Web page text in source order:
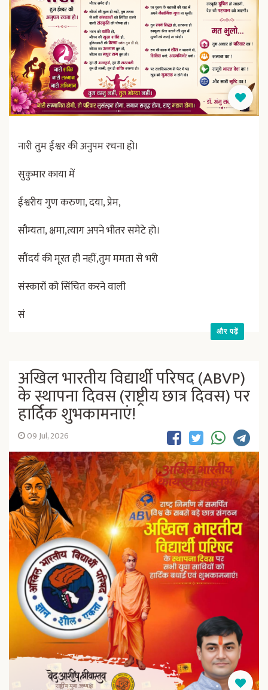
नारी तुम ईश्वर की अनुपम रचना हो।
सुकुमार काया में
ईश्वरीय गुण करुणा, दया, प्रेम,
सौम्यता, क्षमा,त्याग अपने भीतर समेटे हो।
सौंदर्य की मूरत ही नहीं,तुम ममता से भरी
संस्कारों को सिंचित करने वाली
सं
और पढ़ें
अखिल भारतीय विद्यार्थी परिषद (ABVP)
के स्थापना दिवस (राष्ट्रीय छात्र दिवस) पर
हार्दिक शुभकामनाएं!
09 Jul, 2026